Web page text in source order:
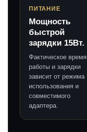
ПИТАНИЕ
Мощность
быстрой
зарядки 15Вт.
Фактическое время
работы и зарядки
зависит от режима
использования и
совместимого
адаптера.